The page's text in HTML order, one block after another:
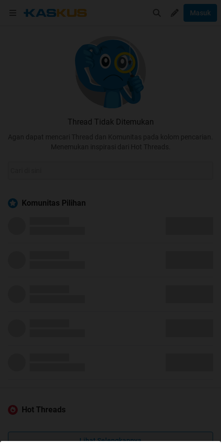
Masuk
Thread Tidak Ditemukan
Agan dapat mencari Thread dan Komunitas pada kolom pencarian.
Menemukan inspirasi dari Hot Threads.
Komunitas Pilihan
Hot Threads
Lihat Selengkapnya